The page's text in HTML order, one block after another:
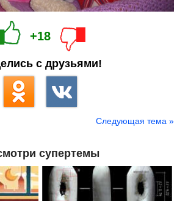
+18
с друзьями!
Следующая тема »
супертемы